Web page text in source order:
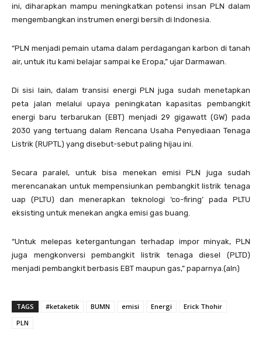
ini, diharapkan mampu meningkatkan potensi insan PLN dalam
mengembangkan instrumen energi bersih di Indonesia.
“PLN menjadi pemain utama dalam perdagangan karbon di tanah
air, untuk itu kami belajar sampai ke Eropa,” ujar Darmawan.
Di sisi lain, dalam transisi energi PLN juga sudah menetapkan
peta jalan melalui upaya peningkatan kapasitas pembangkit
energi baru terbarukan (EBT) menjadi 29 gigawatt (GW) pada
2030 yang tertuang dalam Rencana Usaha Penyediaan Tenaga
Listrik (RUPTL) yang disebut-sebut paling hijau ini.
Secara paralel, untuk bisa menekan emisi PLN juga sudah
merencanakan untuk mempensiunkan pembangkit listrik tenaga
uap (PLTU) dan menerapkan teknologi ‘co-firing’ pada PLTU
eksisting untuk menekan angka emisi gas buang.
“Untuk melepas ketergantungan terhadap impor minyak, PLN
juga mengkonversi pembangkit listrik tenaga diesel (PLTD)
menjadi pembangkit berbasis EBT maupun gas,” paparnya.(aln)
TAGS #ketaketik BUMN emisi Energi
Erick Thohir
PLN